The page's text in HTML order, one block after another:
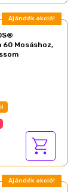
Ajándék akció!
60 Mosáshoz,
Ajándék akció!